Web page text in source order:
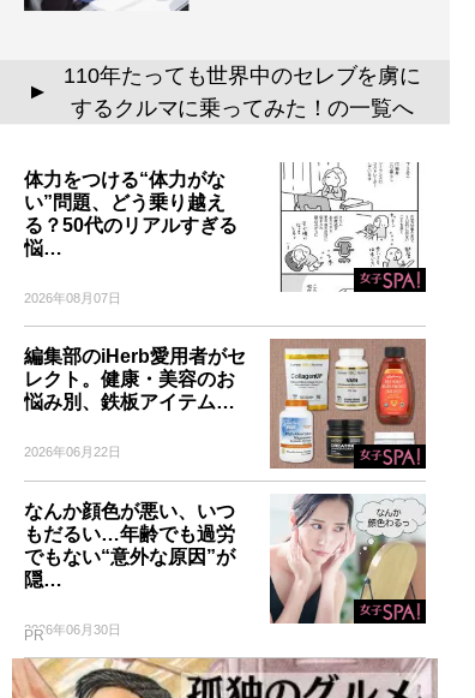
▲
110年たっても世界中のセレブを虜に
するクルマに乗ってみた！の一覧へ
体力をつける“体力がな
い”問題、どう乗り越え
る？50代のリアルすぎる
悩…
2026年08月07日
編集部のiHerb愛用者がセ
レクト。健康・美容のお
悩み別、鉄板アイテム…
2026年06月22日
なんか顔色が悪い、いつ
もだるい…年齢でも過労
でもない“意外な原因”が
隠…
2026年06月30日
PR